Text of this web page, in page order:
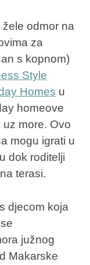
odmor na
za
s kopnom)
Style
Homes u
homeove
more. Ovo
mogu igrati u
dok roditelji
terasi.
djecom koja
južnog
Makarske